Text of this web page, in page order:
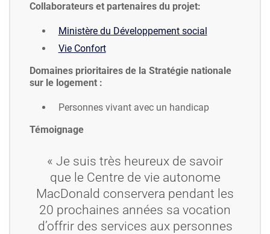
Collaborateurs et partenaires du projet:
Ministère du Développement social
Vie Confort
Domaines prioritaires de la Stratégie nationale
sur le logement :
Personnes vivant avec un handicap
Témoignage
« Je suis très heureux de savoir
que le Centre de vie autonome
MacDonald conservera pendant les
20 prochaines années sa vocation
d’offrir des services aux personnes